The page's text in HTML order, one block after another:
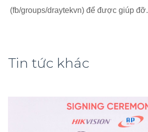
(fb/groups/draytekvn) để được giúp đỡ.
Tin tức khác